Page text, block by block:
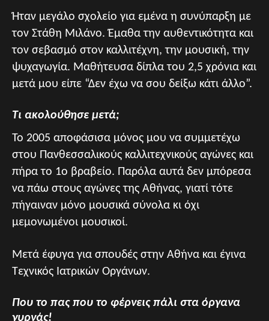
Ήταν μεγάλο σχολείο για εμένα η συνύπαρξη με
τον Στάθη Μιλάνο. Έμαθα την αυθεντικότητα και
τον σεβασμό στον καλλιτέχνη, την μουσική, την
ψυχαγωγία. Μαθήτευσα δίπλα του 2,5 χρόνια και
μετά μου είπε “Δεν έχω να σου δείξω κάτι άλλο”.
Τι ακολούθησε μετά;
Το 2005 αποφάσισα μόνος μου να συμμετέχω
στου Πανθεσσαλικούς καλλιτεχνικούς αγώνες και
πήρα το 1ο βραβείο. Παρόλα αυτά δεν μπόρεσα
να πάω στους αγώνες της Αθήνας, γιατί τότε
πήγαιναν μόνο μουσικά σύνολα κι όχι
μεμονωμένοι μουσικοί.
Μετά έφυγα για σπουδές στην Αθήνα και έγινα
Τεχνικός Ιατρικών Οργάνων.
Που το πας που το φέρνεις πάλι στα όργανα
γυρνάς!